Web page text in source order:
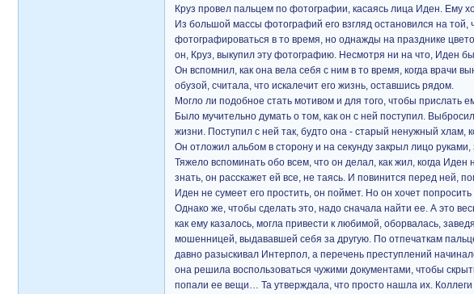
Круз провел пальцем по фотографии, касаясь лица Иден. Ему
Из большой массы фотографий его взгляд остановился на
фотографироваться в то время, но однажды на празднике
он, Круз, выкупил эту фотографию. Несмотря ни на что, Иден
Он вспомнил, как она вела себя с ним в то время, когда врачи
обузой, считала, что искалечит его жизнь, оставшись рядом.
Могло ли подобное стать мотивом и для того, чтобы
Было мучительно думать о том, как он с ней поступил.
жизни. Поступил с ней так, будто она - старый ненужный хлам,
Он отложил альбом в сторону и на секунду закрыл лицо
Тяжело вспоминать обо всем, что он делал, как жил, когда
знать, он расскажет ей все, не таясь. И повинится перед ней,
Иден не сумеет его простить, он поймет. Но он хочет
Однако же, чтобы сделать это, надо сначала найти ее. А это
как ему казалось, могла привести к любимой, оборвалась,
мошенницей, выдававшей себя за другую. По отпечаткам
давно разыскивал Интерпол, а перечень преступлений
она решила воспользоваться чужими документами, чтобы
попали ее вещи… Та утверждала, что просто нашла их.